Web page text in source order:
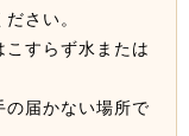
さい。
すらず水または
届かない場所で